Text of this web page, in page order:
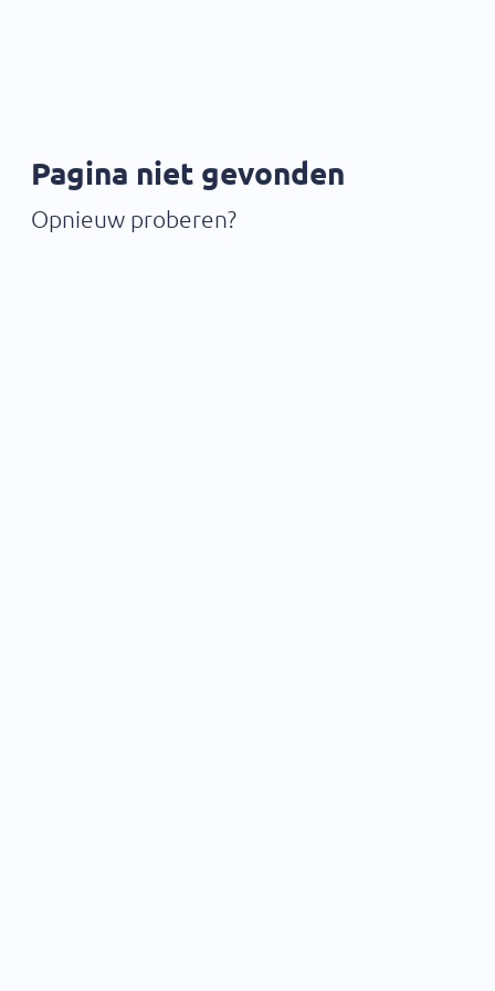
Pagina niet gevonden
Opnieuw proberen?